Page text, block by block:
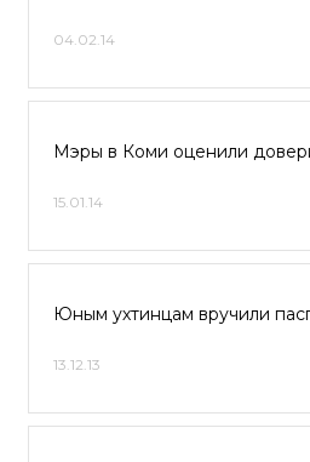
04.02.14
Мэры в Коми оценили
15.01.14
Юным ухтинцам вручили
13.12.13